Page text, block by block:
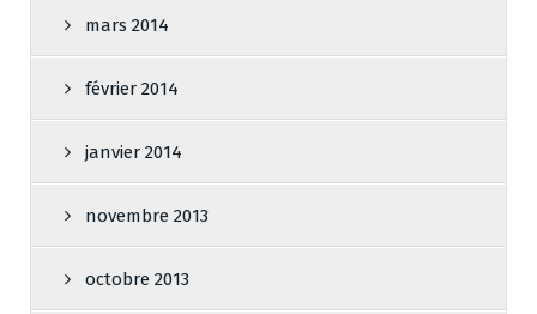
mars 2014
février 2014
janvier 2014
novembre 2013
octobre 2013